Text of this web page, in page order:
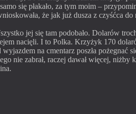
się płakało, za tym moim –
że jak już dusza z czyśćca
jej się tam podobało. Dolarów
nacięli. I to Polka. Krzyżyk 170
na cmentarz poszła
nie zabrał, raczej dawał więcej,